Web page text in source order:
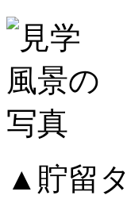
▲貯留